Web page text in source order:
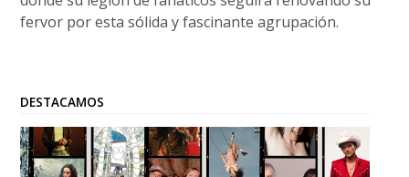
fervor por esta sólida y fascinante agrupación.
DESTACAMOS